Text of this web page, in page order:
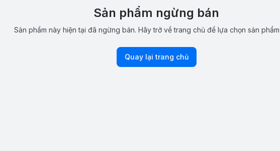
Sản phẩm ngừng bán
Sản phẩm này hiện tại đã ngừng bán. Hãy trở về trang chủ để lựa chọn sản
Quay lại trang chủ